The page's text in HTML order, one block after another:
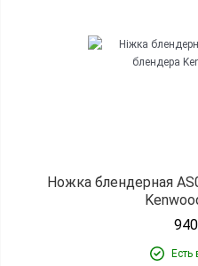
Ножка блендерная
940
Есть